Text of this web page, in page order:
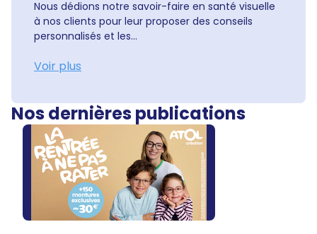
Nous dédions notre savoir-faire en santé visuelle
à nos clients pour leur proposer des conseils
personnalisés et les...
Voir plus
Nos dernières publications